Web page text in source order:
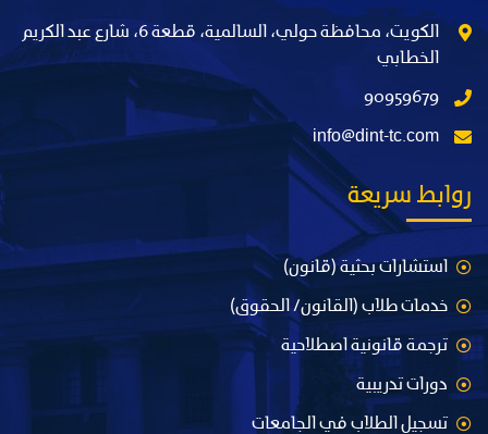
الكويت، محافظة حولي، السالمية، قطعة 6، شارع عبد الكريم
الخطابي
90959679
info@dint-tc.com
روابط سريعة
استشارات بحثية (قانون)
خدمات طلاب (القانون/ الحقوق)
ترجمة قانونية اصطلاحية
دورات تدريبية
تسجيل الطلاب في الجامعات